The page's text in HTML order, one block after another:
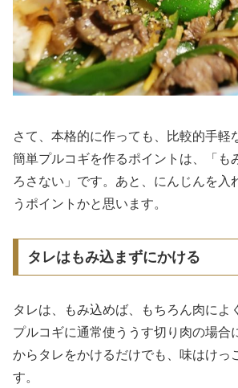
さて、本格的に作っても、比較的手軽
簡単プルコギを作るポイントは、「も
ろさない」です。あと、にんじんを入
うポイントかと思います。
タレはもみ込まずにかける
タレは、もみ込めば、もちろん肉によ
プルコギに通常使ううす切り肉の場合
からタレをかけるだけでも、味はけっ
す。